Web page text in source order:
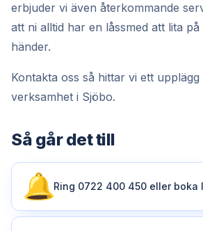
erbjuder vi även återkommande
att ni alltid har en låssmed att lita
händer.
Kontakta oss så hittar vi ett
verksamhet i Sjöbo.
Så går det till
Ring 0722 400 450 eller boka